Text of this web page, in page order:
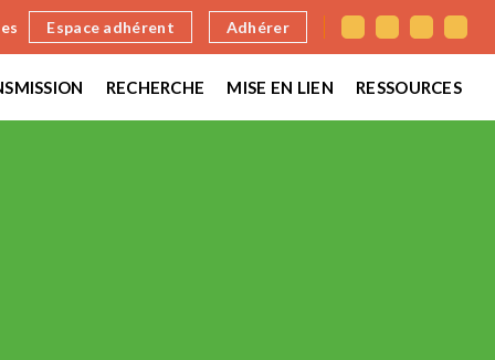
Espace adhérent Adhérer
RECHERCHE MISE EN LIEN RESSOURCES